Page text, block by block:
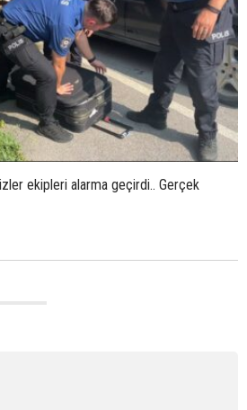
ekipleri alarma geçirdi.. Gerçek